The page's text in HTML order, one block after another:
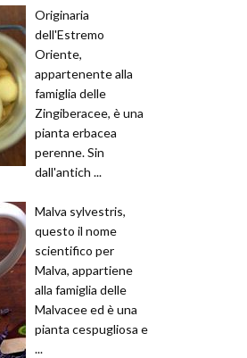
Originaria
dell'Estremo
Oriente,
appartenente alla
famiglia delle
Zingiberacee, è una
pianta erbacea
perenne. Sin
dall'antich ...
Malva sylvestris,
questo il nome
scientifico per
Malva, appartiene
alla famiglia delle
Malvacee ed è una
pianta cespugliosa e
...